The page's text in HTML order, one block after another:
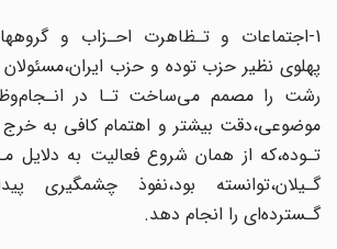
1-اجتماعات و تـظاهرت احـزاب و
پهلوی نظیر حزب توده و حزب ایران،مسئولان
رشت را مصمم می‌ساخت تـا در
موضوعی،دقت بیشتر و اهتمام کافی به خرج
تـوده،که از همان‌ شروع فعالیت به دلایل
گـیلان،توانسته بود،نفوذ چشمگیری
گـسترده‌ای‌ را انجام دهد.